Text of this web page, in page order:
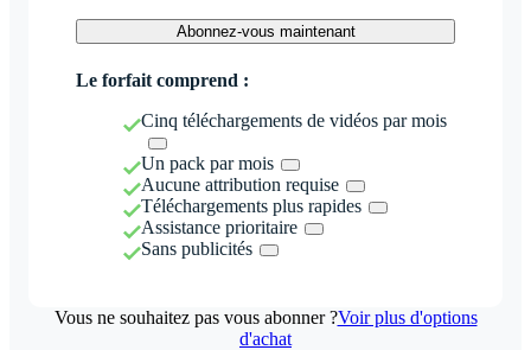
Abonnez-vous maintenant
Le forfait comprend :
Cinq téléchargements de vidéos par mois
Un pack par mois
Aucune attribution requise
Téléchargements plus rapides
Assistance prioritaire
Sans publicités
Vous ne souhaitez pas vous abonner ?Voir plus d'options
d'achat